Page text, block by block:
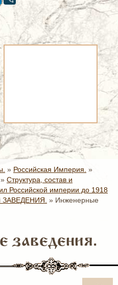
» Российская Империя. »
» Структура, состав и
Российской империи до 1918
» Инженерные
заведения.